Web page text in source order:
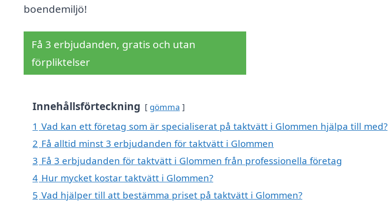
boendemiljö!
Få 3 erbjudanden, gratis och utan
förpliktelser
Innehållsförteckning gömma
1 Vad kan ett företag som är specialiserat på taktvätt i Glommen hjälpa till med?
2 Få alltid minst 3 erbjudanden för taktvätt i Glommen
3 Få 3 erbjudanden för taktvätt i Glommen från professionella företag
4 Hur mycket kostar taktvätt i Glommen?
5 Vad hjälper till att bestämma priset på taktvätt i Glommen?